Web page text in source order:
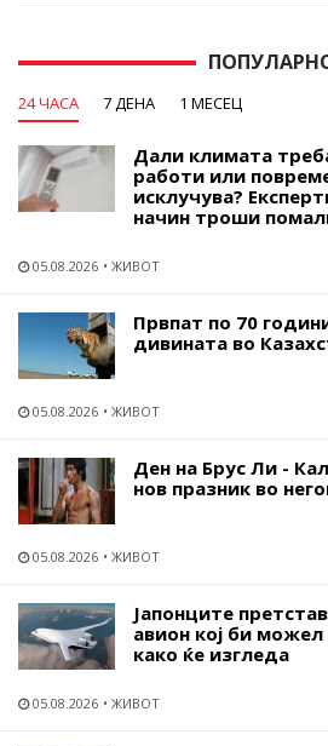
24 ЧАСА 7 ДЕНА 1 МЕСЕЦ
Дали климата
работи или
исклучува?
начин троши
05.08.2026 ЖИВОТ
Првпат по 70
дивината во
05.08.2026 ЖИВОТ
Ден на Брус Ли -
нов празник во
05.08.2026 ЖИВОТ
Јапонците
авион кој би
како ќе изгледа
05.08.2026 ЖИВОТ